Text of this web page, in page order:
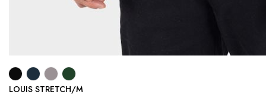
LOUIS STRETCH/M